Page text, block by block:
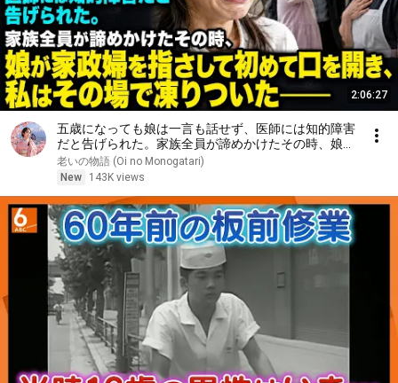
2:06:27
五歳になっても娘は一言も話せず、医師には知的障害
だと告げられた。家族全員が諦めかけたその時、娘が
家政婦を指さして初めて口を開き、私はその場で凍り
ついた――
老いの物語 (Oi no Monogatari)
New
143K views